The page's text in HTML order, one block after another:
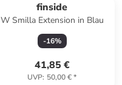
finside
W Smilla Extension in Blau
-16%
41,85 €
UVP: 50,00 €*